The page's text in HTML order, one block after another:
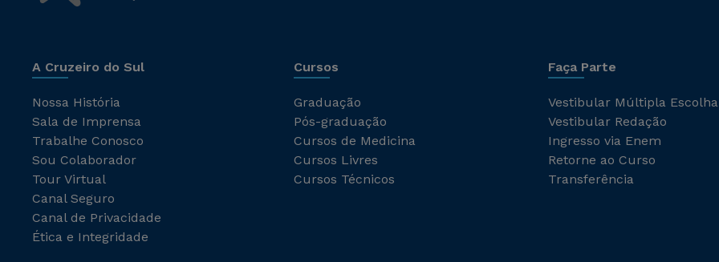
A Cruzeiro do Sul
Nossa História
Sala de Imprensa
Trabalhe Conosco
Sou Colaborador
Tour Virtual
Canal Seguro
Canal de Privacidade
Ética e Integridade
Cursos
Graduação
Pós-graduação
Cursos de Medicina
Cursos Livres
Cursos Técnicos
Faça Parte
Vestibular Múltipla Escolha
Vestibular Redação
Ingresso via Enem
Retorne ao Curso
Transferência